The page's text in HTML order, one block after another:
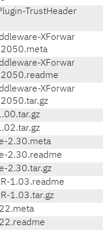
TrustHeader
XForwar
XForwar
XForwar
2.30.meta
2.30.readme
2.30.tar.gz
1.03.readme
1.03.tar.gz